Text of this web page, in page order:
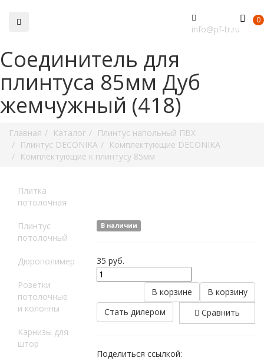
0
info@pf-tr.ru
Соединитель для
плинтуса 85мм Дуб
жемчужный (418)
Главная Каталог
Плинтус напольный ПВХ
Плинтус DECONIKA
Комплектующие DECONIKA
Комплектующие к плинтусу 85мм
Плитка
потолочная
Плинтус
потолочный
Дюрополимер
Розетки
потолочные
и колонны
Карнизы для
штор
В наличии
35руб.
В корзину
В корзине
Стать дилером
Сравнить
Поделиться ссылкой: